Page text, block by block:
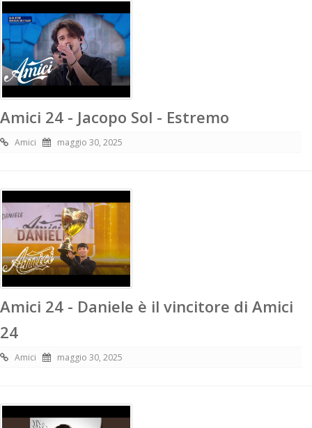
Amici 24 - Jacopo Sol - Estremo
Amici maggio 30, 2025
Amici 24 - Daniele è il vincitore di Amici
24
Amici maggio 30, 2025